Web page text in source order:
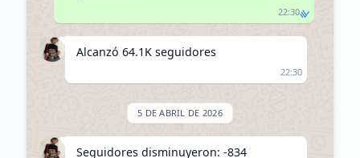
22:30
Alcanzó 64.1K seguidores
22:30
5 DE ABRIL DE 2026
Seguidores disminuyeron: -834